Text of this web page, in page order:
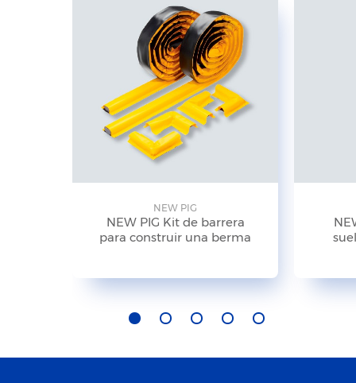
NEW PIG
NEW PIG Kit de barrera
para construir una berma